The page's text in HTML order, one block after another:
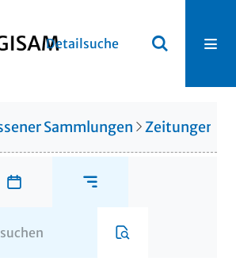
Detailsuche
Sammlungen Zeitungen